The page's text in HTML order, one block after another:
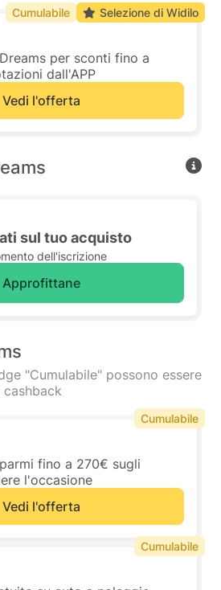
per sconti fino a
dall'APP
Vedi l'offerta
Cumulabile Selezione di Widilo
sul tuo acquisto
dell'iscrizione
Approfittane
"Cumulabile" possono essere
fino a 270€ sugli
l'occasione
Vedi l'offerta
Cumulabile
Cumulabile